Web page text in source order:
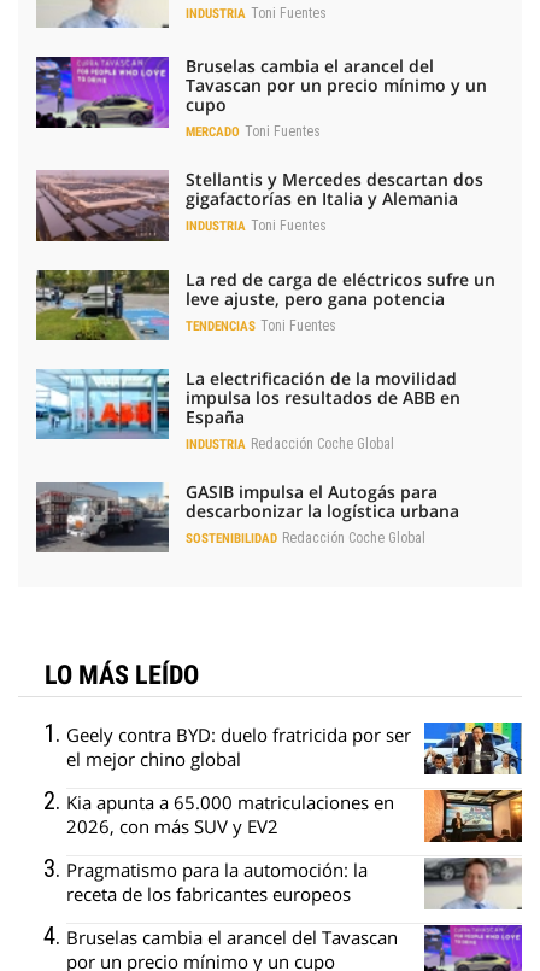
INDUSTRIA Toni Fuentes
Bruselas cambia el arancel del
Tavascan por un precio mínimo y un
cupo
MERCADO Toni Fuentes
Stellantis y Mercedes descartan dos
gigafactorías en Italia y Alemania
INDUSTRIA Toni Fuentes
La red de carga de eléctricos sufre un
leve ajuste, pero gana potencia
TENDENCIAS Toni Fuentes
La electrificación de la movilidad
impulsa los resultados de ABB en
España
INDUSTRIA Redacción Coche Global
GASIB impulsa el Autogás para
descarbonizar la logística urbana
SOSTENIBILIDAD Redacción Coche Global
LO MÁS LEÍDO
Geely contra BYD: duelo fratricida por ser
el mejor chino global
Kia apunta a 65.000 matriculaciones en
2026, con más SUV y EV2
Pragmatismo para la automoción: la
receta de los fabricantes europeos
Bruselas cambia el arancel del Tavascan
por un precio mínimo y un cupo